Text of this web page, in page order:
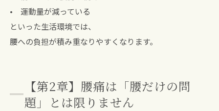
• 運動量が減っている
といった生活環境では、
腰への負担が積み重なりやすくなります。
【第2章】腰痛は「腰だけの問
題」とは限りません